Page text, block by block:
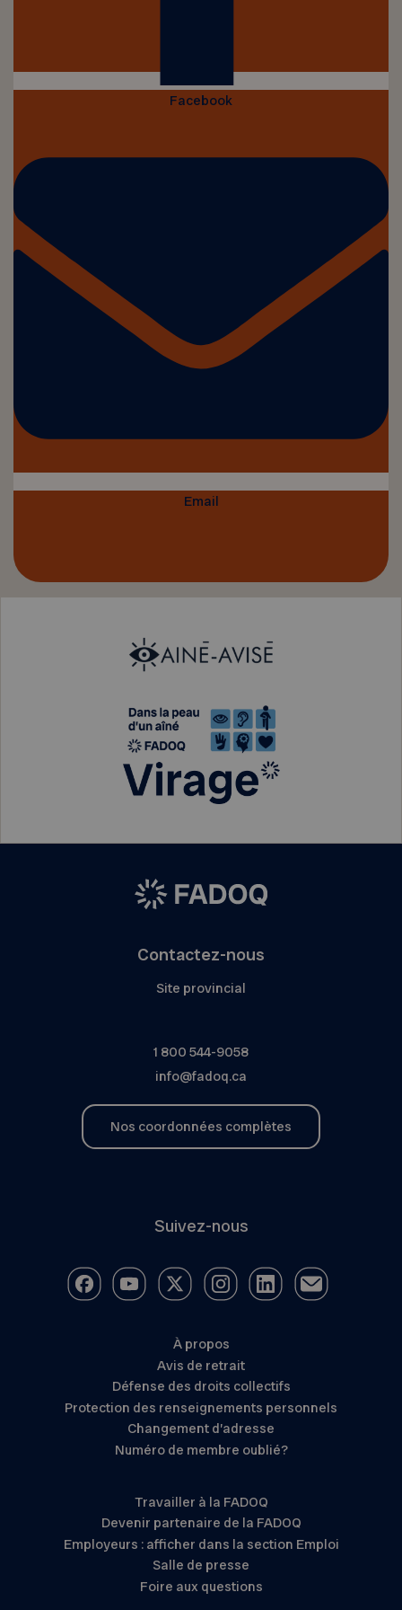
Facebook
Email
Contactez-nous
Site provincial
1 800 544-9058
info@fadoq.ca
Nos coordonnées complètes
Suivez-nous
À propos
Avis de retrait
Défense des droits collectifs
Protection des renseignements personnels
Changement d’adresse
Numéro de membre oublié?
Travailler à la FADOQ
Devenir partenaire de la FADOQ
Employeurs : afficher dans la section Emploi
Salle de presse
Foire aux questions